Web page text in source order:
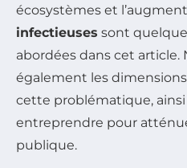
écosystèmes et
infectieuses sont
abordées dans cet article.
également les
cette problématique, ainsi
entreprendre pour
publique.